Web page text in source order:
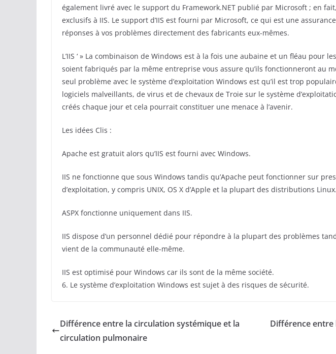
également livré avec le support du Framework.NET publié par Microsoft ; en
exclusifs à IIS. Le support d’IIS est fourni par Microsoft, ce qui est une
réponses à vos problèmes directement des fabricants eux-mêmes.
L’IIS ‘ » La combinaison de Windows est à la fois une aubaine et un fléau pour
soient fabriqués par la même entreprise vous assure qu’ils fonctionneront au
seul problème avec le système d’exploitation Windows est qu’il est trop
logiciels malveillants, de virus et de chevaux de Troie sur le système
créés chaque jour et cela pourrait constituer une menace à l’avenir.
Les idées Clis :
Apache est gratuit alors qu’IIS est fourni avec Windows.
IIS ne fonctionne que sous Windows tandis qu’Apache peut fonctionner sur
d’exploitation, y compris UNIX, OS X d’Apple et la plupart des distributions Linux.
ASPX fonctionne uniquement dans IIS.
IIS dispose d’un personnel dédié pour répondre à la plupart des problèmes
vient de la communauté elle-même.
IIS est optimisé pour Windows car ils sont de la même société.
6. Le système d’exploitation Windows est sujet à des risques de sécurité.
Différence entre la circulation systémique et la
circulation pulmonaire
Différence entre